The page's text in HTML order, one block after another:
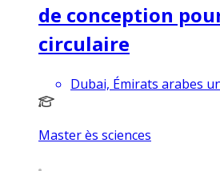
de conception
circulaire
Dubai, Émirats arabes
Master ès sciences